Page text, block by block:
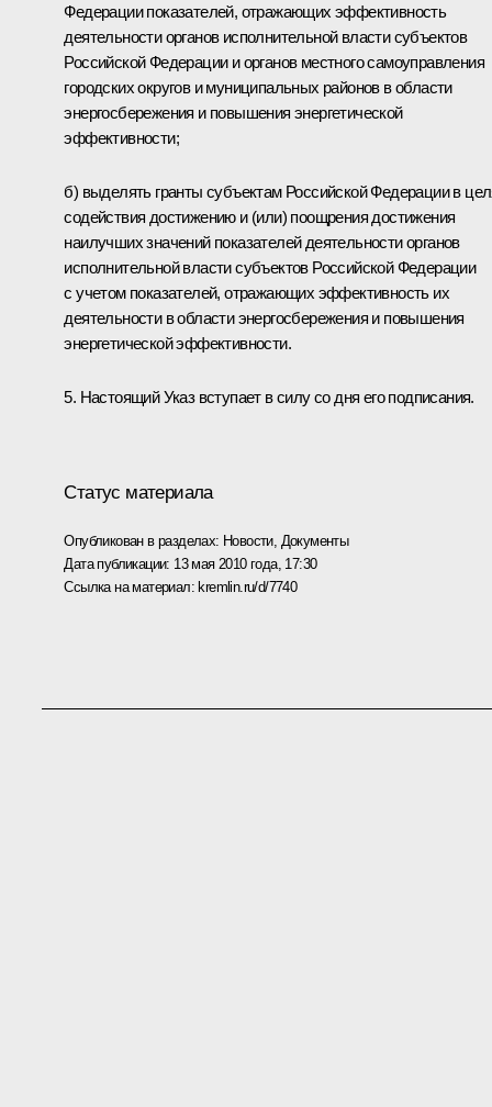
Федерации показателей, отражающих эффективность
деятельности органов исполнительной власти субъектов
Российской Федерации и органов местного самоуправления
городских округов и муниципальных районов в области
энергосбережения и повышения энергетической
эффективности;
б) выделять гранты субъектам Российской Федерации в
содействия достижению и (или) поощрения достижения
наилучших значений показателей деятельности органов
исполнительной власти субъектов Российской Федерации
с учетом показателей, отражающих эффективность их
деятельности в области энергосбережения и повышения
энергетической эффективности.
5. Настоящий Указ вступает в силу со дня его подписания.
Статус материала
Опубликован в разделах: Новости, Документы
Дата публикации: 13 мая 2010 года, 17:30
Ссылка на материал: kremlin.ru/d/7740